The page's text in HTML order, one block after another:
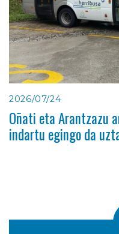
2026/07/24
Oñati eta Arantzazu
indartu egingo da